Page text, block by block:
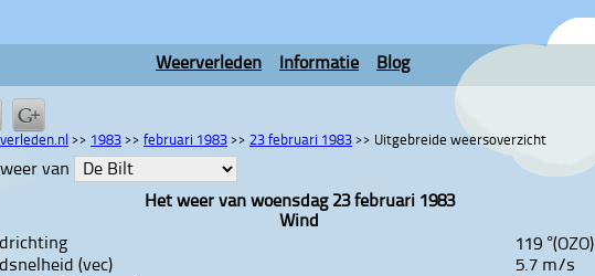
Weerverleden Informatie Blog
>> 1983 >> februari 1983 >> 23 februari 1983 >> Uitgebreide weersoverzicht
van
Het weer van woensdag 23 februari 1983
Wind
119 °(OZO)
(vec)
5.7 m/s